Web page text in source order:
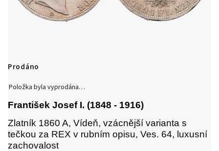
Prodáno
Položka byla vyprodána…
František Josef I. (1848 - 1916)
Zlatník 1860 A, Vídeň, vzácnější varianta s
tečkou za REX v rubním opisu, Ves. 64, luxusní
zachovalost